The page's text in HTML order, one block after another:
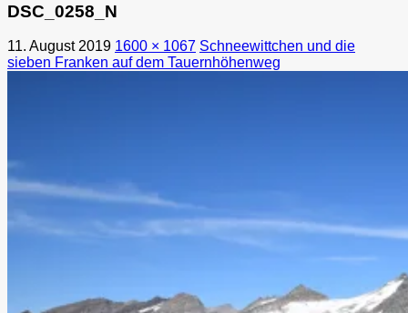
DSC_0258_N
11. August 2019 1600 × 1067 Schneewittchen und die
sieben Franken auf dem Tauernhöhenweg